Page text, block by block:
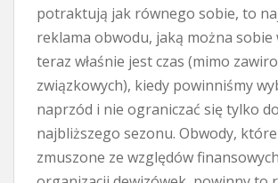
potraktują jak równego sobie, to
reklama obwodu, jaką można sobie
teraz właśnie jest czas (mimo
związkowych), kiedy powinniśmy
naprzód i nie ograniczać się tylko do
najbliższego sezonu. Obwody,
zmuszone ze względów